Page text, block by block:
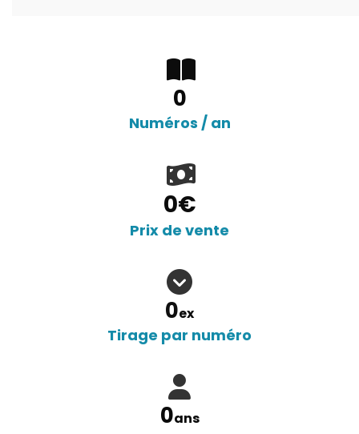
0
Numéros / an
0€
Prix de vente
0ex
Tirage par numéro
0ans